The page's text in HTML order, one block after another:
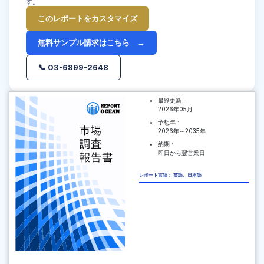
す。
このレポートをカスタマイズ
無料サンプル請求はこちら →
📞 03-6899-2648
最終更新 :
2026年05月
予想年 :
2026年～2035年
納期 :
即日から翌営業日
レポート言語： 英語、日本語